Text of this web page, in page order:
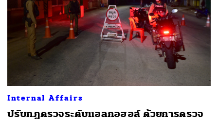
Internal Affairs
ปรับกฎตรวจระดับแอลกอฮอล์ ด้วยการตรวจ